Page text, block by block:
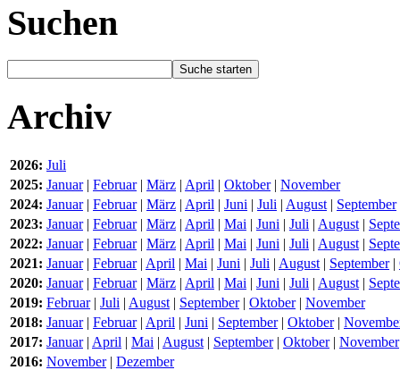
Suchen
Archiv
2026: Juli
2025: Januar| Februar| März | April | Oktober| November
2024: Januar| Februar| März | April | Juni | Juli | August | September
2023: Januar| Februar| März | April | Mai | Juni | Juli | August |
2022: Januar| Februar| März | April | Mai | Juni | Juli | August |
2021: Januar| Februar| April | Mai | Juni | Juli | August | September|
2020: Januar| Februar| März | April | Mai | Juni | Juli | August |
2019: Februar| Juli | August | September| Oktober| November
2018: Januar| Februar| April | Juni | September| Oktober|
2017: Januar| April | Mai | August | September| Oktober| November
2016: November| Dezember